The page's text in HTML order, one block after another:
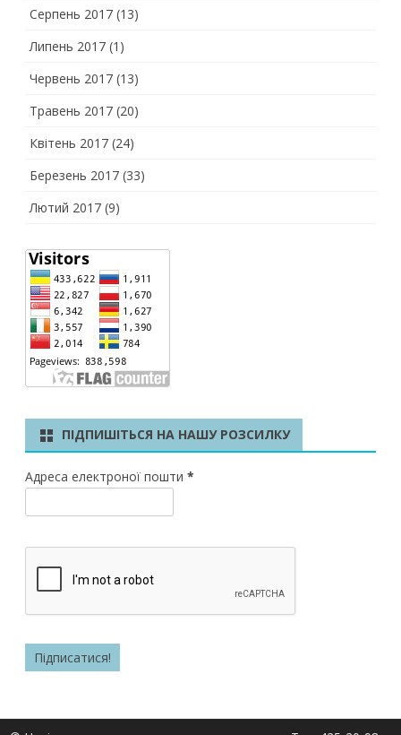
Серпень 2017 (13)
Липень 2017 (1)
Червень 2017 (13)
Травень 2017 (20)
Квітень 2017 (24)
Березень 2017 (33)
Лютий 2017 (9)
ПІДПИШІТЬСЯ НА НАШУ РОЗСИЛКУ
Адреса електроної пошти *